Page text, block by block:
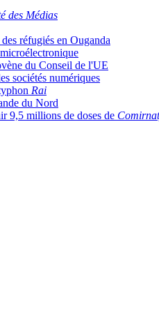
des Médias
réfugiés en Ouganda
du Conseil de l'UE
sociétés numériques
Rai
du Nord
9,5 millions de doses de